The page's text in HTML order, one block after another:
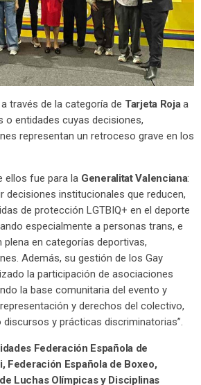
través de la categoría de Tarjeta Rojaa
o entidades cuyas decisiones,
representan un retroceso grave en los
ellos fue para la Generalitat Valenciana:
decisiones institucionales que reducen,
de protección LGTBIQ+ en el deporte
especialmente a personas trans, e
plena en categorías deportivas,
Además, su gestión de los Gay
la participación de asociaciones
la base comunitaria del evento y
y derechos del colectivo,
y prácticas discriminatorias”.
Federación Española de
Federación Española de Boxeo,
Luchas Olímpicas y Disciplinas